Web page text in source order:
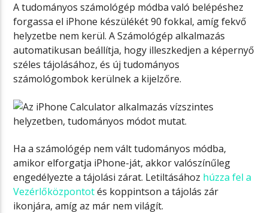
A tudományos számológép módba való belépéshez
forgassa el iPhone készülékét 90 fokkal, amíg fekvő
helyzetbe nem kerül. A Számológép alkalmazás
automatikusan beállítja, hogy illeszkedjen a képernyő
széles tájolásához, és új tudományos
számológombok kerülnek a kijelzőre.
Ha a számológép nem vált tudományos módba,
amikor elforgatja iPhone-ját, akkor valószínűleg
engedélyezte a tájolási zárat. Letiltásához húzza fel a
Vezérlőközpontotés koppintson a tájolás zár
ikonjára, amíg az már nem világít.